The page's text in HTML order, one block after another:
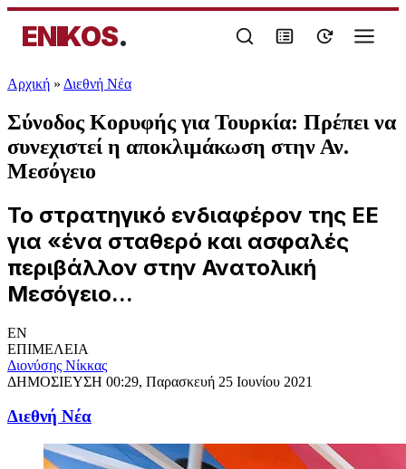
ENIKOS.
Αρχική » Διεθνή Νέα
Σύνοδος Κορυφής για Τουρκία: Πρέπει να
συνεχιστεί η αποκλιμάκωση στην Αν.
Μεσόγειο
Το στρατηγικό ενδιαφέρον της ΕΕ
για «ένα σταθερό και ασφαλές
περιβάλλον στην Ανατολική
Μεσόγειο...
EN
ΕΠΙΜΕΛΕΙΑ
Διονύσης Νίκκας
ΔΗΜΟΣΙΕΥΣΗ 00:29, Παρασκευή 25 Ιουνίου 2021
Διεθνή Νέα